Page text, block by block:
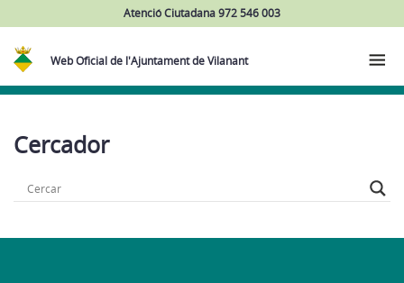
Atenció Ciutadana 972 546 003
Web Oficial de l'Ajuntament de Vilanant
Cercador